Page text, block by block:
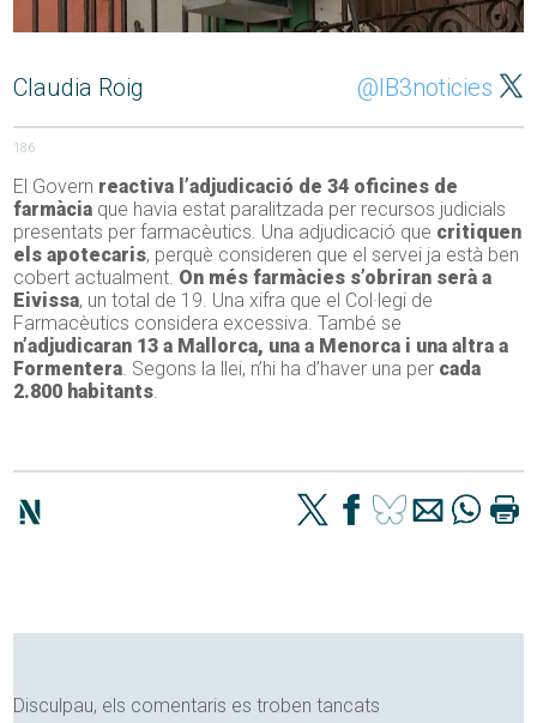
Claudia Roig @IB3noticies
186
El Govern reactiva l’adjudicació de 34 oficines de
farmàcia que havia estat paralitzada per recursos judicials
presentats per farmacèutics. Una adjudicació que critiquen
els apotecaris, perquè consideren que el servei ja està ben
cobert actualment. On més farmàcies s’obriran serà a
Eivissa, un total de 19. Una xifra que el Col·legi de
Farmacèutics considera excessiva. També se
n’adjudicaran 13 a Mallorca, una a Menorca i una altra a
Formentera. Segons la llei, n’hi ha d’haver una per cada
2.800 habitants.
Disculpau, els comentaris es troben tancats